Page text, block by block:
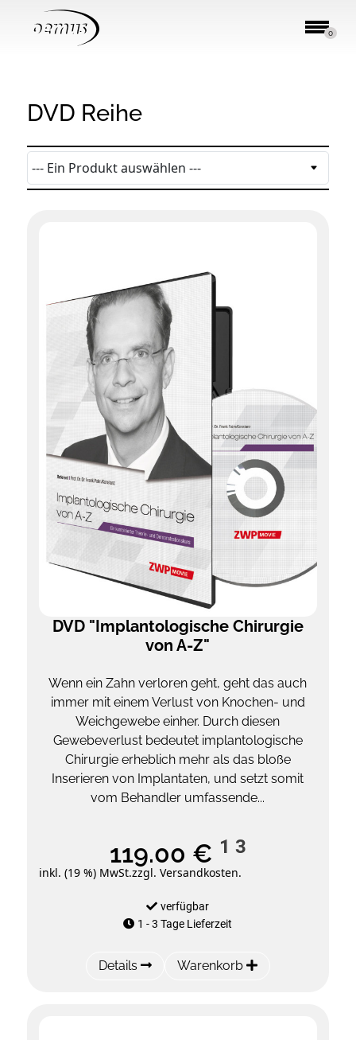
0
DVD Reihe
DVD "Implantologische Chirurgie
von A-Z"
Wenn ein Zahn verloren geht, geht das auch
immer mit einem Verlust von Knochen- und
Weichgewebe einher. Durch diesen
Gewebeverlust bedeutet implantologische
Chirurgie erheblich mehr als das bloße
Inserieren von Implantaten, und setzt somit
vom Behandler umfassende...
119.00 € 1 3
inkl. (19 %) MwSt.zzgl. Versandkosten.
verfügbar
1 - 3 Tage Lieferzeit
Details Warenkorb